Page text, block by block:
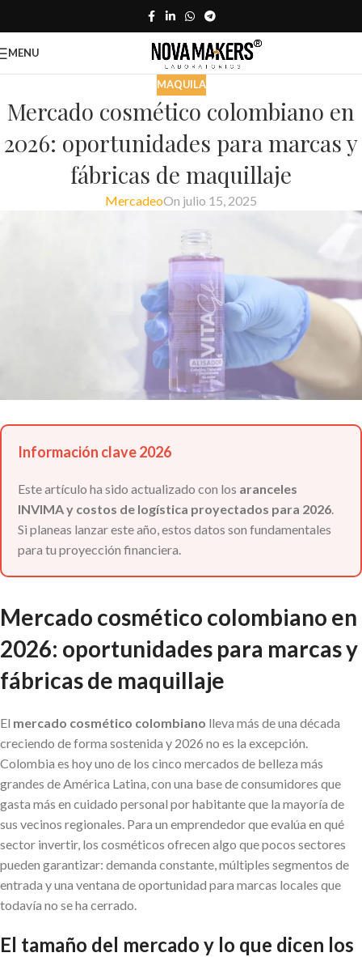
MENU
MAQUILA
Mercado cosmético colombiano en
2026: oportunidades para marcas y
fábricas de maquillaje
MercadeoOn julio 15, 2025
Información clave 2026
Este artículo ha sido actualizado con los aranceles
INVIMA y costos de logística proyectados para 2026
Si planeas lanzar este año, estos datos son fundamentales
para tu proyección financiera.
Mercado cosmético colombiano en
2026: oportunidades para marcas y
fábricas de maquillaje
El mercado cosmético colombiano lleva más de una década
creciendo de forma sostenida y 2026 no es la excepción.
Colombia es hoy uno de los cinco mercados de belleza más
grandes de América Latina, con una base de consumidores que
gasta más en cuidado personal por habitante que la mayoría de
sus vecinos regionales. Para un emprendedor que evalúa en qué
sector invertir, los cosméticos ofrecen algo que pocos sectores
pueden garantizar: demanda constante, múltiples segmentos de
entrada y una ventana de oportunidad para marcas locales que
todavía no se ha cerrado.
El tamaño del mercado y lo que dicen los